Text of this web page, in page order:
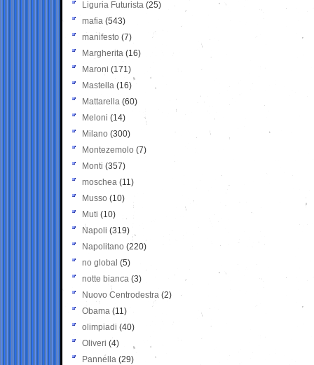
Liguria Futurista (25)
mafia (543)
manifesto (7)
Margherita (16)
Maroni (171)
Mastella (16)
Mattarella (60)
Meloni (14)
Milano (300)
Montezemolo (7)
Monti (357)
moschea (11)
Musso (10)
Muti (10)
Napoli (319)
Napolitano (220)
no global (5)
notte bianca (3)
Nuovo Centrodestra (2)
Obama (11)
olimpiadi (40)
Oliveri (4)
Pannella (29)